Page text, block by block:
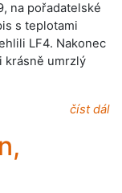
na pořadatelské
s teplotami
LF4. Nakonec
krásně umrzlý
číst dál